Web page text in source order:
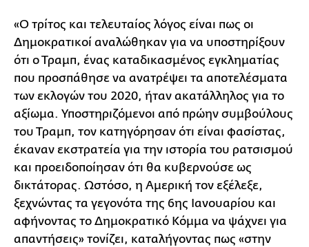
«Ο τρίτος και τελευταίος λόγος είναι πως οι
Δημοκρατικοί αναλώθηκαν για να υποστηρίξουν
ότι ο Τραμπ, ένας καταδικασμένος εγκληματίας
που προσπάθησε να ανατρέψει τα αποτελέσματα
των εκλογών του 2020, ήταν ακατάλληλος για το
αξίωμα. Υποστηριζόμενοι από πρώην συμβούλους
του Τραμπ, τον κατηγόρησαν ότι είναι φασίστας,
έκαναν εκστρατεία για την ιστορία του ρατσισμού
και προειδοποίησαν ότι θα κυβερνούσε ως
δικτάτορας. Ωστόσο, η Αμερική τον εξέλεξε,
ξεχνώντας τα γεγονότα της 6ης Ιανουαρίου και
αφήνοντας το Δημοκρατικό Κόμμα να ψάχνει για
απαντήσεις» τονίζει, καταλήγοντας πως «στην